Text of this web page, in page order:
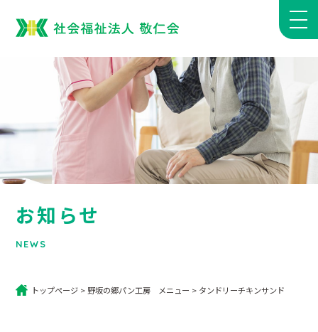
お知らせ
NEWS
トップページ > 野坂の郷パン工房 メニュー > タンドリーチキンサンド